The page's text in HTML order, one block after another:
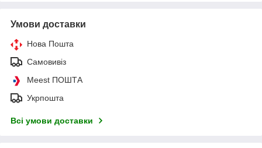
Умови доставки
Нова Пошта
Самовивіз
Meest ПОШТА
Укрпошта
Всі умови доставки